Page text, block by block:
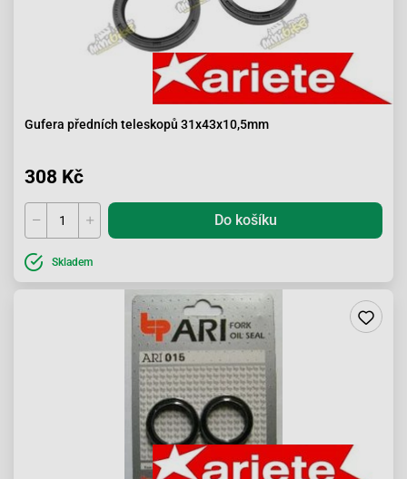
Gufera předních teleskopů 31x43x10,5mm
308 Kč
Do košíku
Skladem